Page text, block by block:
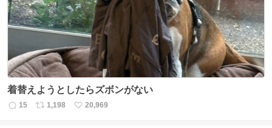
数
着替えようとしたらズボンがない
返
15
リ
1,198
い
20,969